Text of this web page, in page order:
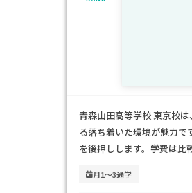
青森山田高等学校 東京校
る落ち着いた環境が魅力で
を後押しします。学費は比
や、不登校経験のあるお
月1～3通学